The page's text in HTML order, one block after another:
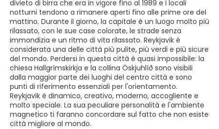
divieto di birra che era in vigore fino al 1989 e i locali
notturni tendono a rimanere aperti fino alle prime ore del
mattino. Durante il giorno, la capitale è un luogo molto più
rilassato, con le sue case colorate, le strade senza
immondizia e un ritmo di vita rilassato. Reykjavik è
considerata una delle città più pulite, più verdi e più sicure
del mondo. Perdersi in questa città è quasi impossibile: la
chiesa Hallgrímskirkja e la collina Öskjuhlíð sono visibili
dalla maggior parte dei luoghi del centro città e sono
punti di riferimento essenziali per l'orientamento.
Reykjavik è dinamico, creativo, moderno, accogliente e
molto speciale. La sua peculiare personalità e l'ambiente
magnetico ti faranno concordare sul fatto che non esiste
città migliore al mondo.